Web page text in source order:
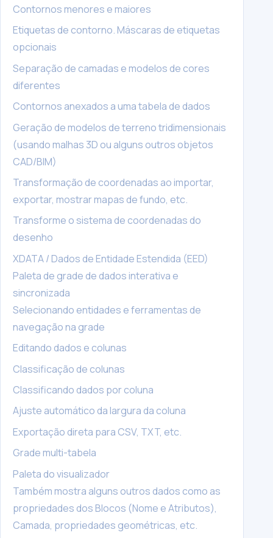
Contornos menores e maiores
Etiquetas de contorno. Máscaras de etiquetas
opcionais
Separação de camadas e modelos de cores
diferentes
Contornos anexados a uma tabela de dados
Geração de modelos de terreno tridimensionais
(usando malhas 3D ou alguns outros objetos
CAD/BIM)
Transformação de coordenadas ao importar,
exportar, mostrar mapas de fundo, etc.
Transforme o sistema de coordenadas do
desenho
XDATA / Dados de Entidade Estendida (EED)
Paleta de grade de dados interativa e
sincronizada
Selecionando entidades e ferramentas de
navegação na grade
Editando dados e colunas
Classificação de colunas
Classificando dados por coluna
Ajuste automático da largura da coluna
Exportação direta para CSV, TXT, etc.
Grade multi-tabela
Paleta do visualizador
Também mostra alguns outros dados como as
propriedades dos Blocos (Nome e Atributos),
Camada, propriedades geométricas, etc.